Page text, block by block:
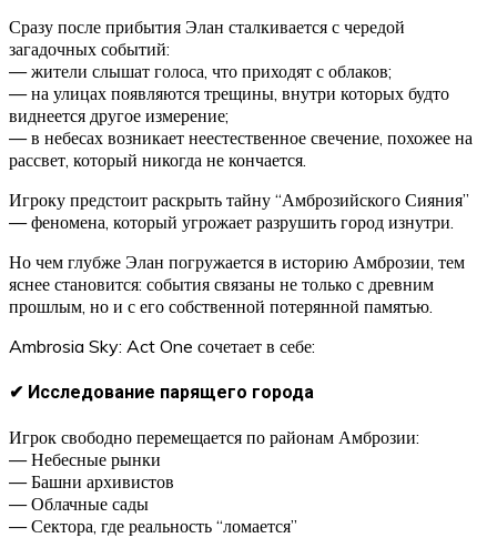
Сразу после прибытия Элан сталкивается с чередой
загадочных событий:
— жители слышат голоса, что приходят с облаков;
— на улицах появляются трещины, внутри которых будто
виднеется другое измерение;
— в небесах возникает неестественное свечение, похожее на
рассвет, который никогда не кончается.
Игроку предстоит раскрыть тайну “Амброзийского Сияния”
— феномена, который угрожает разрушить город изнутри.
Но чем глубже Элан погружается в историю Амброзии, тем
яснее становится: события связаны не только с древним
прошлым, но и с его собственной потерянной памятью.
Ambrosia Sky: Act One сочетает в себе:
✔ Исследование парящего города
Игрок свободно перемещается по районам Амброзии:
— Небесные рынки
— Башни архивистов
— Облачные сады
— Сектора, где реальность “ломается”